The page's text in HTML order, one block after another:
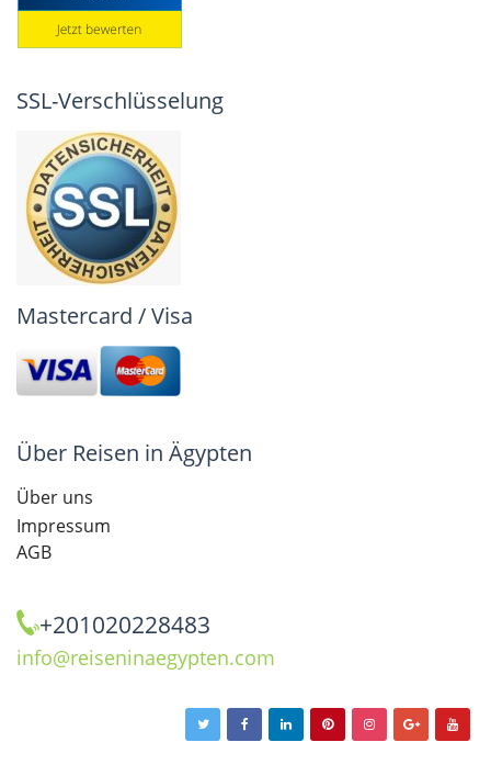
SSL-Verschlüsselung
Mastercard / Visa
Über Reisen in Ägypten
Über uns
Impressum
AGB
+201020228483
info@reiseninaegypten.com